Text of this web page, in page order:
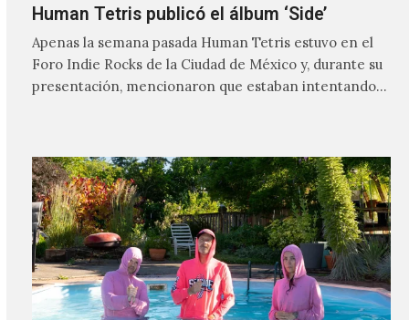
Human Tetris publicó el álbum ‘Side’
Apenas la semana pasada Human Tetris estuvo en el
Foro Indie Rocks de la Ciudad de México y, durante su
presentación, mencionaron que estaban intentando…